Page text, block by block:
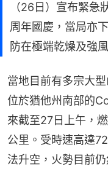
（26日）宣布緊
周年國慶，當局亦
防在極端乾燥及強
當地目前有多宗大
位於猶他州南部的
來截至27日上午，
公里。受時速高達
法升空，火勢目前仍